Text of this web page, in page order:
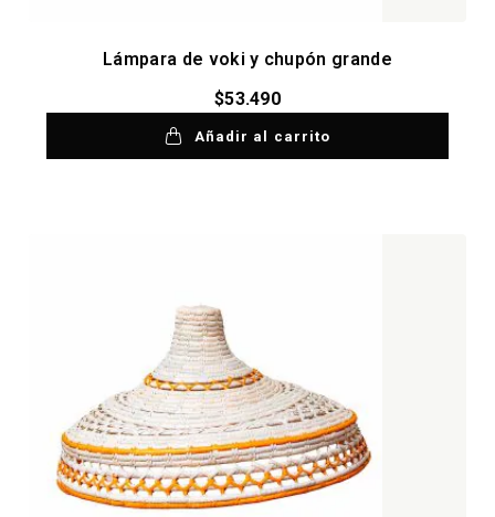
Lámpara de voki y chupón grande
$53.490
Añadir al carrito